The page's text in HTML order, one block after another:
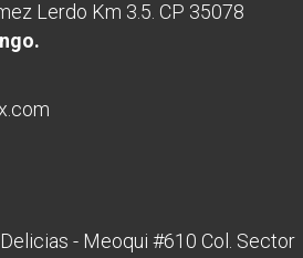
Lerdo Km 3.5. CP 35078
- Meoqui #610 Col. Sector